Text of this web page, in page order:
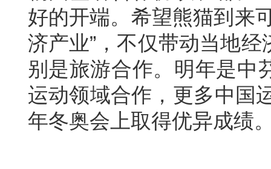
好的开端。希望熊猫到来
济产业”，不仅带动当地
别是旅游合作。明年是中
运动领域合作，更多中国
年冬奥会上取得优异成绩